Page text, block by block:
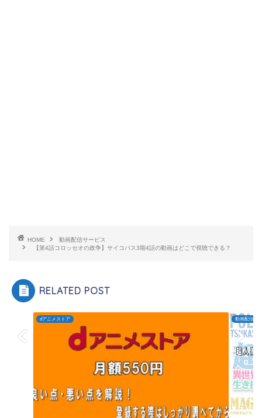
HOME
動画配信サービス
【第4話コロッセオの政争】サイコパス3期4話の動画はどこで視聴できる？
RELATED POST
dアニメストア 動画配信サ